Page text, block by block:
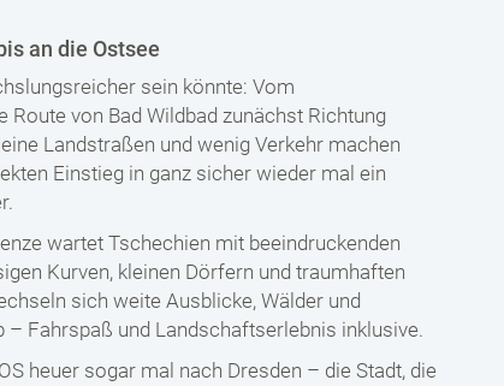
an die Ostsee
sein könnte: Vom
von Bad Wildbad zunächst Richtung
Landstraßen und wenig Verkehr machen
Einstieg in ganz sicher wieder mal ein
wartet Tschechien mit beeindruckenden
Kurven, kleinen Dörfern und traumhaften
sich weite Ausblicke, Wälder und
– Fahrspaß und Landschaftserlebnis inklusive.
heuer sogar mal nach Dresden – die Stadt, die